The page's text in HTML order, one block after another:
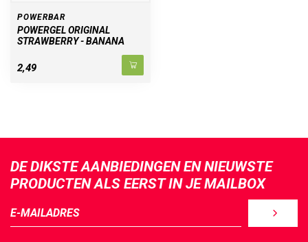
POWERBAR
POWERGEL ORIGINAL
STRAWBERRY - BANANA
2,49
DE DIKSTE AANBIEDINGEN EN NIEUWSTE
PRODUCTEN ALS EERST IN JE MAILBOX